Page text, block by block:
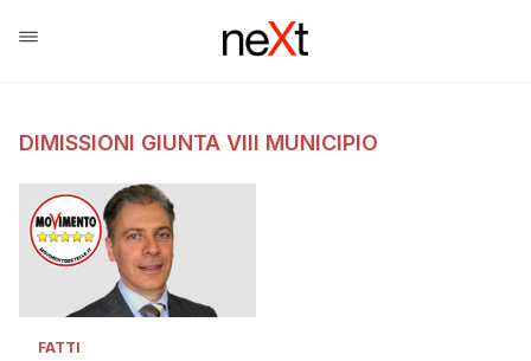
DIMISSIONI GIUNTA VIII MUNICIPIO
FATTI